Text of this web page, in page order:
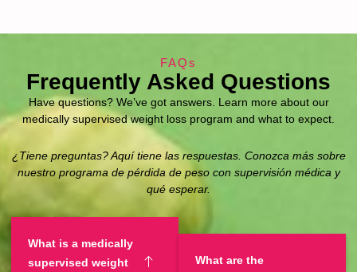
FAQs
Frequently Asked Questions
Have questions? We’ve got answers. Learn more about our
medically supervised weight loss program and what to expect.
¿Tiene preguntas? Aquí tiene las respuestas. Conozca más sobre
nuestro programa de pérdida de peso con supervisión médica y
qué esperar.
What is a medically
supervised weight
What are the